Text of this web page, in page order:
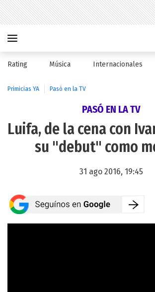
Rating Música Internacionales
Primicias YA Pasó en la TV
PASÓ EN LA TV
Luifa, de la cena con
su "debut" como
31 ago 2016, 19:45